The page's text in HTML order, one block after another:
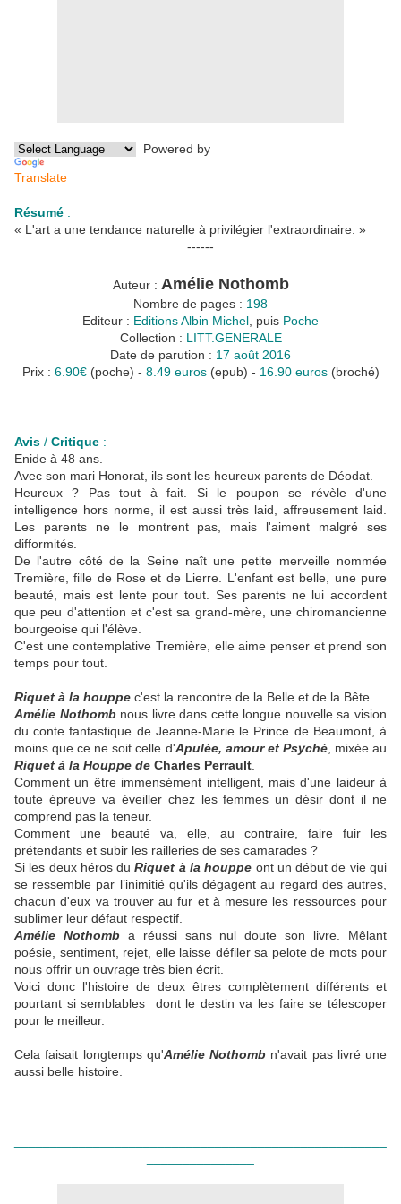
Powered by
Translate
Résumé :
« L'art a une tendance naturelle à privilégier l'extraordinaire. »
------
Auteur : Amélie Nothomb
Nombre de pages : 198
Editeur : Editions Albin Michel , puis Poche
Collection : LITT.GENERALE
Date de parution : 17 août 2016
Prix : 6.90€(poche) - 8.49 euros(epub) - 16.90 euros(broché)
Avis / Critique :
Enide à 48 ans.
Avec son mari Honorat, ils sont les heureux parents de Déodat.
Heureux ? Pas tout à fait. Si le poupon se révèle d'une
intelligence hors norme, il est aussi très laid, affreusement laid.
Les parents ne le montrent pas, mais l'aiment malgré ses
difformités.
De l'autre côté de la Seine naît une petite merveille nommée
Tremière, fille de Rose et de Lierre. L'enfant est belle, une pure
beauté, mais est lente pour tout. Ses parents ne lui accordent
que peu d'attention et c'est sa grand-mère, une chiromancienne
bourgeoise qui l'élève.
C'est une contemplative Tremière, elle aime penser et prend son
temps pour tout.
Riquet à la houppe c'est la rencontre de la Belle et de la Bête.
Amélie Nothombnous livre dans cette longue nouvelle sa vision
du conte fantastique de Jeanne-Marie le Prince de Beaumont, à
moins que ce ne soit celle d'Apulée, amour et Psyché, mixée au
Riquet à la Houppe de Charles Perrault
Comment un être immensément intelligent, mais d'une laideur à
toute épreuve va éveiller chez les femmes un désir dont il ne
comprend pas la teneur.
Comment une beauté va, elle, au contraire, faire fuir les
prétendants et subir les railleries de ses camarades ?
Si les deux héros duRiquet à la houppe ont un début de vie qui
se ressemble par l’inimitié qu'ils dégagent au regard des autres,
chacun d'eux va trouver au fur et à mesure les ressources pour
sublimer leur défaut respectif.
Amélie Nothomba réussi sans nul doute son livre. Mêlant
poésie, sentiment, rejet, elle laisse défiler sa pelote de mots pour
nous offrir un ouvrage très bien écrit.
Voici donc l'histoire de deux êtres complètement différents et
pourtant si semblables dont le destin va les faire se télescoper
pour le meilleur.
Cela faisait longtemps qu'Amélie Nothomb n'avait pas livré une
aussi belle histoire.